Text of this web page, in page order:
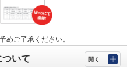
めご了承ください。
いて